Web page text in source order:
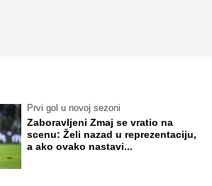
Prvi gol u novoj sezoni
Zaboravljeni Zmaj se vratio na
scenu: Želi nazad u reprezentaciju,
a ako ovako nastavi...